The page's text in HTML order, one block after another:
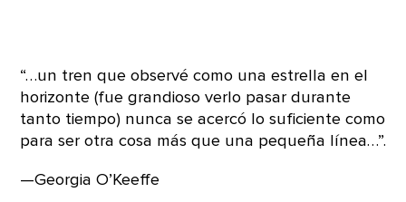
“…un tren que observé como una estrella en el
horizonte (fue grandioso verlo pasar durante
tanto tiempo) nunca se acercó lo suficiente como
para ser otra cosa más que una pequeña línea…”.
—Georgia O’Keeffe